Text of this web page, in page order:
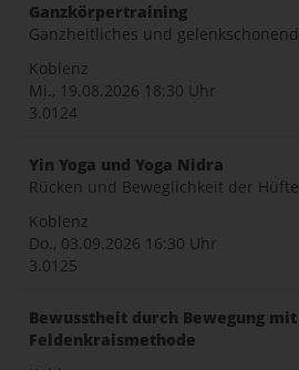
Ganzkörpertraining
Ganzheitliches und
Koblenz
Mi., 19.08.2026 18:30 Uhr
3.0124
Yin Yoga und Yoga Nidra
Rücken und Beweglichkeit der Hüfte
Koblenz
Do., 03.09.2026 16:30 Uhr
3.0125
Bewusstheit durch Bewegung
Feldenkraismethode